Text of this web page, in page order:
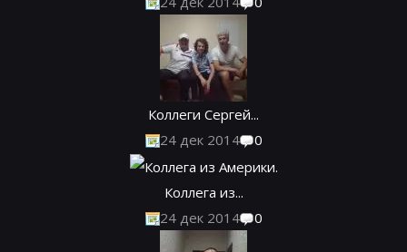
Коллеги Сергей...
24 дек 2014
0
Коллега из...
24 дек 2014
0